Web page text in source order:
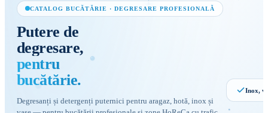
CATALOG BUCĂTĂRIE · DEGRESARE PROFESIONALĂ
Putere de
degresare,
pentru
bucătărie.
Degresanți și detergenți puternici pentru aragaz, hotă, inox și
Inox,